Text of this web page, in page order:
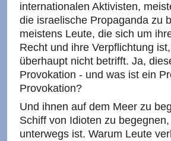
internationalen Aktivisten,
die israelische Propaganda zu
meistens Leute, die sich um
Recht und ihre Verpflichtung
überhaupt nicht betrifft. Ja,
Provokation - und was ist ein
Provokation?
Und ihnen auf dem Meer zu
Schiff von Idioten zu
unterwegs ist. Warum Leute